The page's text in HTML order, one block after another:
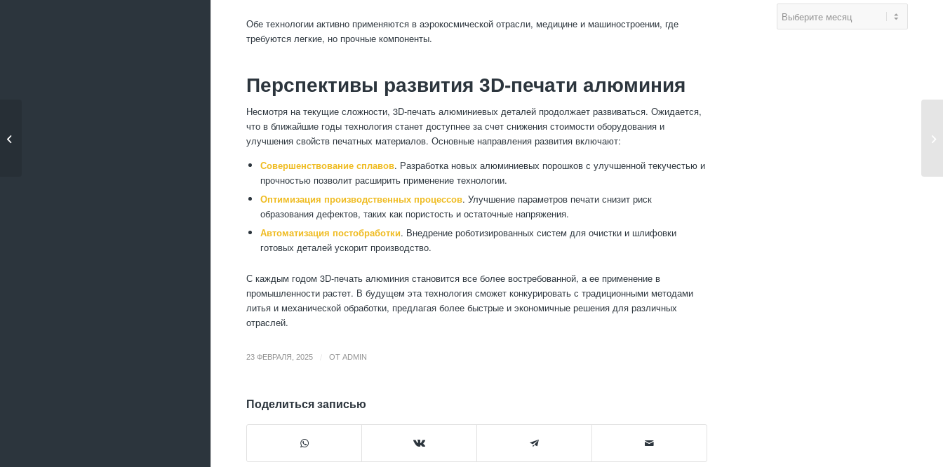
Обе технологии активно применяются в аэрокосмической отрасли, медицине и машиностроении, где
требуются легкие, но прочные компоненты.
Перспективы развития 3D-печати алюминия
Несмотря на текущие сложности, 3D-печать алюминиевых деталей продолжает развиваться. Ожидается,
что в ближайшие годы технология станет доступнее за счет снижения стоимости оборудования и
улучшения свойств печатных материалов. Основные направления развития включают:
Совершенствование сплавов. Разработка новых алюминиевых порошков с улучшенной текучестью и
прочностью позволит расширить применение технологии.
Оптимизация производственных процессов. Улучшение параметров печати снизит риск
образования дефектов, таких как пористость и остаточные напряжения.
Автоматизация постобработки. Внедрение роботизированных систем для очистки и шлифовки
готовых деталей ускорит производство.
С каждым годом 3D-печать алюминия становится все более востребованной, а ее применение в
промышленности растет. В будущем эта технология сможет конкурировать с традиционными методами
литья и механической обработки, предлагая более быстрые и экономичные решения для различных
отраслей.
23 ФЕВРАЛЯ, 2025 ОТ ADMIN
Поделиться записью